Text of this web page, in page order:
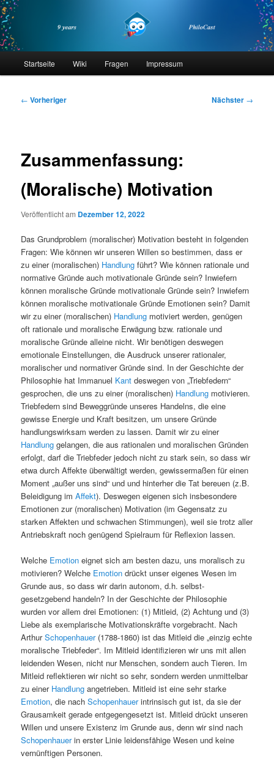
Zum
primären
Inhalt
springenphilocast
Startseite Wiki Fragen Impressum
Beitragsnavigation
← Vorheriger Nächster →
Zusammenfassung:
(Moralische) Motivation
Veröffentlicht am Dezember 12, 2022
Das Grundproblem (moralischer) Motivation besteht in folgenden
Fragen: Wie können wir unseren Willen so bestimmen, dass er
zu einer (moralischen) Handlung führt? Wie können rationale und
normative Gründe auch motivationale Gründe sein? Inwiefern
können moralische Gründe motivationale Gründe sein? Inwiefern
können moralische motivationale Gründe Emotionen sein? Damit
wir zu einer (moralischen) Handlung motiviert werden, genügen
oft rationale und moralische Erwägung bzw. rationale und
moralische Gründe alleine nicht. Wir benötigen deswegen
emotionale Einstellungen, die Ausdruck unserer rationaler,
moralischer und normativer Gründe sind. In der Geschichte der
Philosophie hat Immanuel Kant deswegen von „Triebfedern“
gesprochen, die uns zu einer (moralischen) Handlung motivieren.
Triebfedern sind Beweggründe unseres Handelns, die eine
gewisse Energie und Kraft besitzen, um unsere Gründe
handlungswirksam werden zu lassen. Damit wir zu einer
Handlung gelangen, die aus rationalen und moralischen Gründen
erfolgt, darf die Triebfeder jedoch nicht zu stark sein, so dass wir
etwa durch Affekte überwältigt werden, gewissermaßen für einen
Moment „außer uns sind“ und und hinterher die Tat bereuen (z.B.
Beleidigung imAffekt). Deswegen eigenen sich insbesondere
Emotionen zur (moralischen) Motivation (im Gegensatz zu
starken Affekten und schwachen Stimmungen), weil sie trotz aller
Antriebskraft noch genügend Spielraum für Reflexion lassen.
Welche Emotion eignet sich am besten dazu, uns moralisch zu
motivieren? Welche Emotion drückt unser eigenes Wesen im
Grunde aus, so dass wir darin autonom, d.h. selbst-
gesetzgebend handeln? In der Geschichte der Philosophie
wurden vor allem drei Emotionen: (1) Mitleid, (2) Achtung und (3)
Liebe als exemplarische Motivationskräfte vorgebracht. Nach
ArthurSchopenhauer(1788-1860) ist das Mitleid die „einzig echte
moralische Triebfeder“. Im Mitleid identifizieren wir uns mit allen
leidenden Wesen, nicht nur Menschen, sondern auch Tieren. Im
Mitleid reflektieren wir nicht so sehr, sondern werden unmittelbar
zu einer Handlung angetrieben. Mitleid ist eine sehr starke
Emotion, die nachSchopenhauerintrinsisch gut ist, da sie der
Grausamkeit gerade entgegengesetzt ist. Mitleid drückt unseren
Willen und unsere Existenz im Grunde aus, denn wir sind nach
Schopenhauerin erster Linie leidensfähige Wesen und keine
vernünftigen Personen.